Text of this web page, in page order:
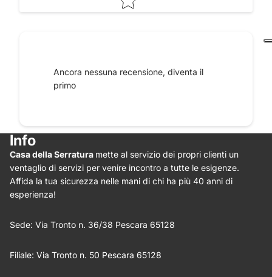
Star rating
Ancora nessuna recensione, diventa il
primo
Info
Casa della Serratura mette al servizio dei propri clienti un
ventaglio di servizi per venire incontro a tutte le esigenze.
Affida la tua sicurezza nelle mani di chi ha più 40 anni di
esperienza!
Sede: Via Tronto n. 36/38 Pescara 65128
Filiale: Via Tronto n. 50 Pescara 65128